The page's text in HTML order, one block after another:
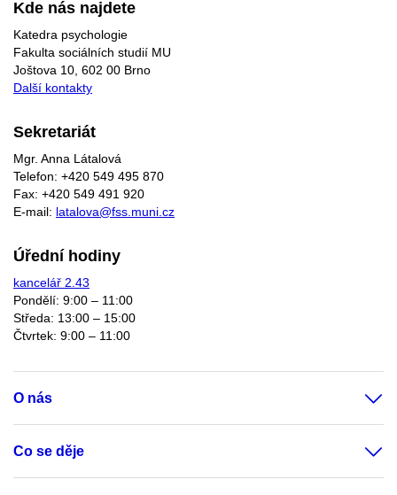
Kde nás najdete
Katedra psychologie
Fakulta sociálních studií MU
Joštova 10, 602 00 Brno
Další kontakty
Sekretariát
Mgr. Anna Látalová
Telefon: +420 549 495 870
Fax: +420 549 491 920
E-mail: latalova@fss.muni.cz
Úřední hodiny
kancelář 2.43
Pondělí: 9:00 – 11:00
Středa: 13:00 – 15:00
Čtvrtek: 9:00 – 11:00
O nás
Co se děje